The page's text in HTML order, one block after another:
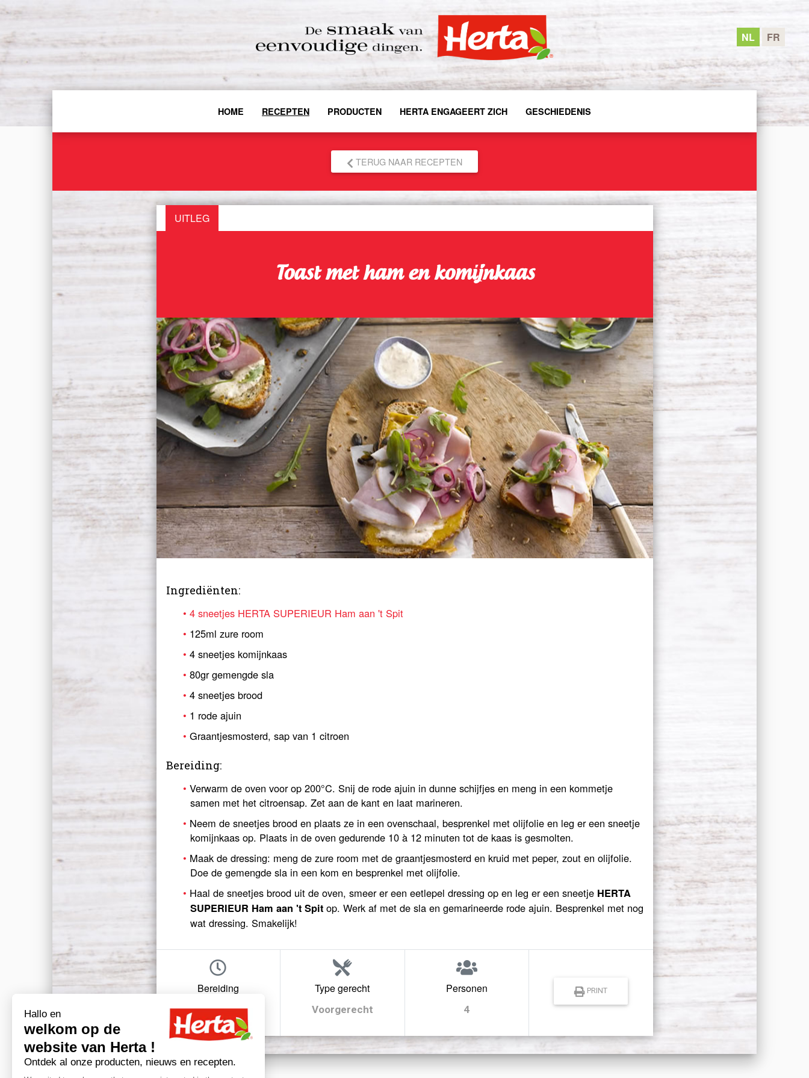
NL FR
HOME RECEPTEN PRODUCTEN HERTA ENGAGEERT ZICH GESCHIEDENIS
TERUG NAAR RECEPTEN
UITLEG
Toast met ham en komijnkaas
Ingrediënten:
4 sneetjes HERTA SUPERIEUR Ham aan 't Spit
125ml zure room
4 sneetjes komijnkaas
80gr gemengde sla
4 sneetjes brood
1 rode ajuin
Graantjesmosterd, sap van 1 citroen
Bereiding:
Verwarm de oven voor op 200°C. Snij de rode ajuin in dunne schijfjes en meng in een kommetje
samen met het citroensap. Zet aan de kant en laat marineren.
Neem de sneetjes brood en plaats ze in een ovenschaal, besprenkel met olijfolie en leg er een sneetje
komijnkaas op. Plaats in de oven gedurende 10 à 12 minuten tot de kaas is gesmolten.
Maak de dressing: meng de zure room met de graantjesmosterd en kruid met peper, zout en olijfolie.
Doe de gemengde sla in een kom en besprenkel met olijfolie.
Haal de sneetjes brood uit de oven, smeer er een eetlepel dressing op en leg er een sneetje HERTA
SUPERIEUR Ham aan 't Spitop. Werk af met de sla en gemarineerde rode ajuin. Besprenkel met nog
wat dressing. Smakelijk!
Bereiding
15-30 min
Type gerecht
Voorgerecht
Personen
4
PRINT